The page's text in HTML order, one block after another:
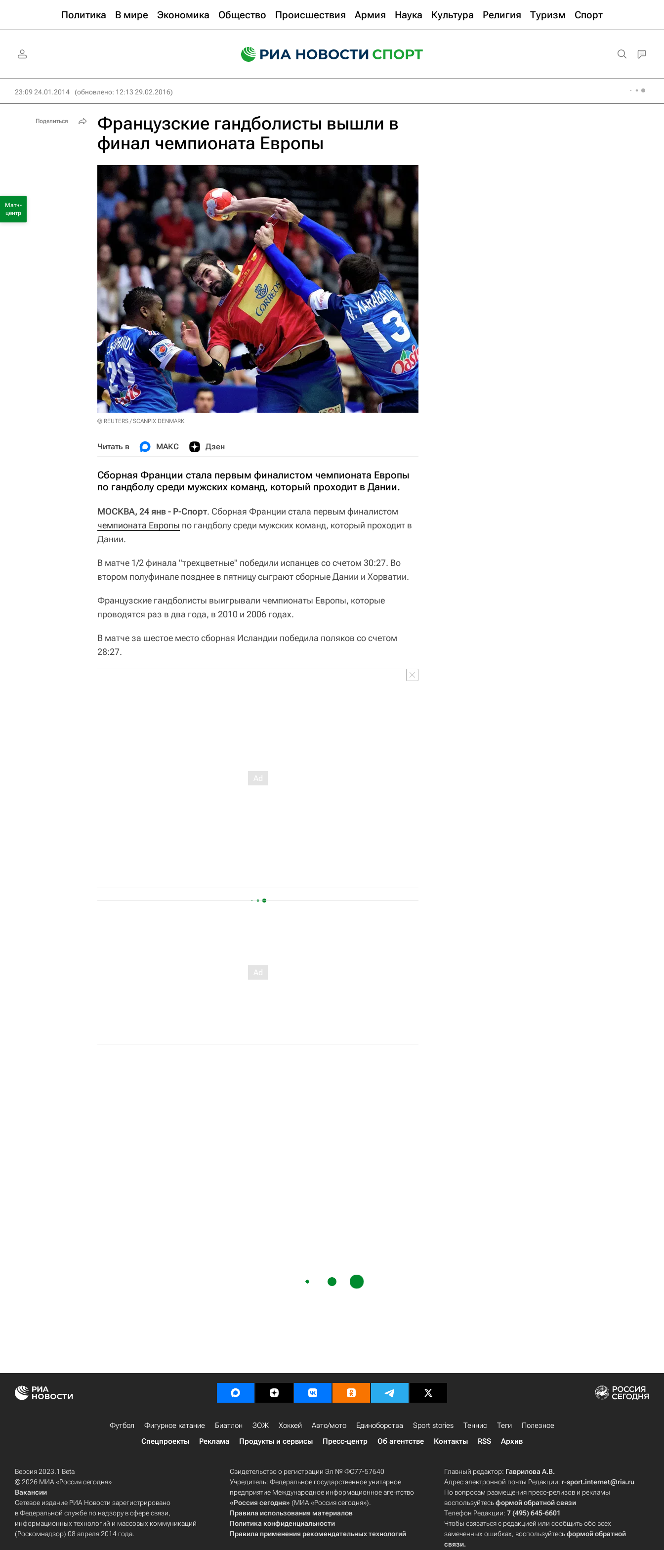
Политика В мире Экономика Общество Происшествия Армия Наука Культура Религия Туризм Спорт
23:09 24.01.2014 (обновлено: 12:13 29.02.2016)
Французские гандболисты вышли в
финал чемпионата Европы
© REUTERS / SCANPIX DENMARK
Читать в МАКС Дзен
Сборная Франции стала первым финалистом чемпионата Европы
по гандболу среди мужских команд, который проходит в Дании.
МОСКВА, 24 янв - Р-Спорт. Сборная Франции стала первым финалистом
чемпионата Европы по гандболу среди мужских команд, который проходит в
Дании.
В матче 1/2 финала "трехцветные" победили испанцев со счетом 30:27. Во
втором полуфинале позднее в пятницу сыграют сборные Дании и Хорватии.
Французские гандболисты выигрывали чемпионаты Европы, которые
проводятся раз в два года, в 2010 и 2006 годах.
В матче за шестое место сборная Исландии победила поляков со счетом
28:27.
Поделиться
Матч-
центр
Футбол Фигурное катание Биатлон ЗОЖ Хоккей Авто/мото Единоборства Sport stories Теннис Теги
Полезное
Спецпроекты
Реклама Продукты и сервисы Пресс-центр Об агентстве Контакты RSS Архив
Версия 2023.1 Beta
© 2026 МИА «Россия сегодня»
Вакансии
Сетевое издание РИА Новости зарегистрировано
в Федеральной службе по надзору в сфере связи,
информационных технологий и массовых коммуникаций
(Роскомнадзор) 08 апреля 2014 года.
Свидетельство о регистрации Эл № ФС77-57640
Учредитель: Федеральное государственное унитарное
предприятие Международное информационное агентство
«Россия сегодня» (МИА «Россия сегодня»).
Правила использования материалов
Политика конфиденциальности
Правила применения рекомендательных технологий
Главный редактор: Гаврилова А.В.
Адрес электронной почты Редакции: r-sport.internet@ria.ru
По вопросам размещения пресс-релизов и рекламы
воспользуйтесьформой обратной связи
Телефон Редакции:7 (495) 645-6601
Чтобы связаться с редакцией или сообщить обо всех
замеченных ошибках, воспользуйтесьформой обратной
связи.